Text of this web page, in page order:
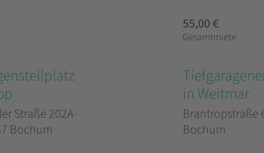
55,00 €
Gesamtmiete
Straße 202A-
Bochum
in Weitmar
Brantropstraße
Bochum